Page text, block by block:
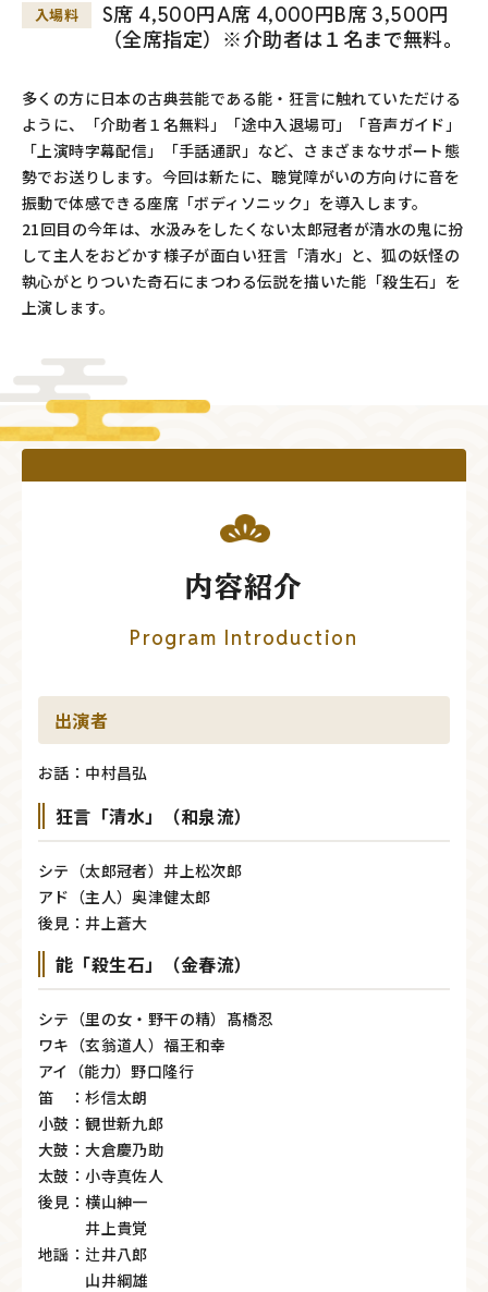
入場料
S席 4,500円A席 4,000円B席 3,500円
（全席指定）※介助者は１名まで無料。
多くの方に日本の古典芸能である能・狂言に触れていただける
ように、「介助者１名無料」「途中入退場可」「音声ガイド」
「上演時字幕配信」「手話通訳」など、さまざまなサポート態
勢でお送りします。今回は新たに、聴覚障がいの方向けに音を
振動で体感できる座席「ボディソニック」を導入します。
21回目の今年は、水汲みをしたくない太郎冠者が清水の鬼に扮
して主人をおどかす様子が面白い狂言「清水」と、狐の妖怪の
執心がとりついた奇石にまつわる伝説を描いた能「殺生石」を
上演します。
内容紹介
Program Introduction
出演者
お話：中村昌弘
狂言「清水」（和泉流）
シテ（太郎冠者）井上松次郎
アド（主人）奥津健太郎
後見：井上蒼大
能「殺生石」（金春流）
シテ（里の女・野干の精）髙橋忍
ワキ（玄翁道人）福王和幸
アイ（能力）野口隆行
笛 ：杉信太朗
小鼓：観世新九郎
大鼓：大倉慶乃助
太鼓：小寺真佐人
後見：横山紳一
井上貴覚
地謡：辻井八郎
山井綱雄